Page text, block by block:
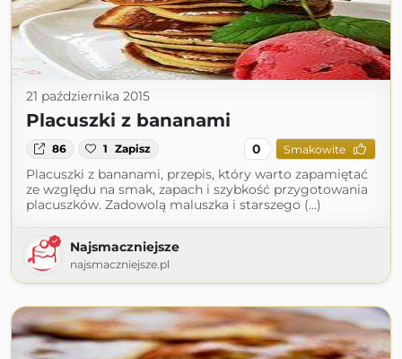
21 października 2015
Placuszki z bananami
86 1 Zapisz 0 Smakowite
Placuszki z bananami, przepis, który warto zapamiętać
ze względu na smak, zapach i szybkość przygotowania
placuszków. Zadowolą maluszka i starszego (...)
Najsmaczniejsze
najsmaczniejsze.pl